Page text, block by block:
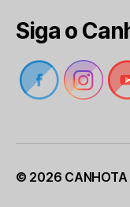
Siga o
© 2026 CANHOTA